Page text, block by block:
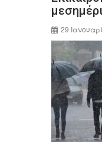
o
k
29